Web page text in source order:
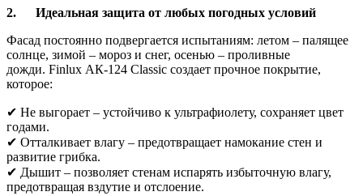
2. Идеальная защита от любых погодных условий
Фасад постоянно подвергается испытаниям: летом – палящее
солнце, зимой – мороз и снег, осенью – проливные
дожди. Finlux АК-124 Classic создает прочное покрытие,
которое:
✔ Не выгорает – устойчиво к ультрафиолету, сохраняет цвет
годами.
✔ Отталкивает влагу – предотвращает намокание стен и
развитие грибка.
✔ Дышит – позволяет стенам испарять избыточную влагу,
предотвращая вздутие и отслоение.